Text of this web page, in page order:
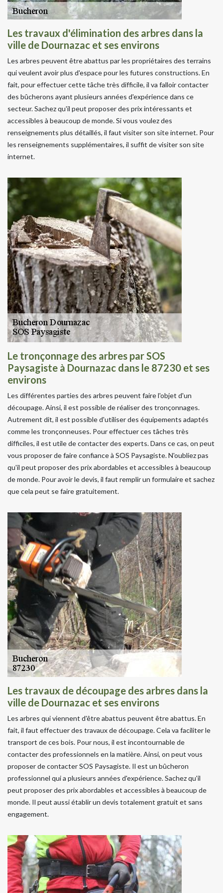
Les travaux d'élimination des arbres dans la
ville de Dournazac et ses environs
Les arbres peuvent être abattus par les propriétaires des terrains
qui veulent avoir plus d'espace pour les futures constructions. En
fait, pour effectuer cette tâche très difficile, il va falloir contacter
des bûcherons ayant plusieurs années d'expérience dans ce
secteur. Sachez qu'il peut proposer des prix intéressants et
accessibles à beaucoup de monde. Si vous voulez des
renseignements plus détaillés, il faut visiter son site internet. Pour
les renseignements supplémentaires, il suffit de visiter son site
internet.
Le tronçonnage des arbres par SOS
Paysagiste à Dournazac dans le 87230 et ses
environs
Les différentes parties des arbres peuvent faire l'objet d'un
découpage. Ainsi, il est possible de réaliser des tronçonnages.
Autrement dit, il est possible d'utiliser des équipements adaptés
comme les tronçonneuses. Pour effectuer ces tâches très
difficiles, il est utile de contacter des experts. Dans ce cas, on peut
vous proposer de faire confiance à SOS Paysagiste. N'oubliez pas
qu'il peut proposer des prix abordables et accessibles à beaucoup
de monde. Pour avoir le devis, il faut remplir un formulaire et sachez
que cela peut se faire gratuitement.
Les travaux de découpage des arbres dans la
ville de Dournazac et ses environs
Les arbres qui viennent d'être abattus peuvent être abattus. En
fait, il faut effectuer des travaux de découpage. Cela va faciliter le
transport de ces bois. Pour nous, il est incontournable de
contacter des professionnels en la matière. Ainsi, on peut vous
proposer de contacter SOS Paysagiste. Il est un bûcheron
professionnel qui a plusieurs années d'expérience. Sachez qu'il
peut proposer des prix abordables et accessibles à beaucoup de
monde. Il peut aussi établir un devis totalement gratuit et sans
engagement.